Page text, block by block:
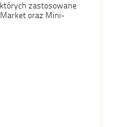
zastosowane
oraz Mini-